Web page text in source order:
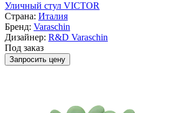
Уличный стул VICTOR
Страна: Италия
Бренд: Varaschin
Дизайнер: R&D Varaschin
Под заказ
Запросить цену